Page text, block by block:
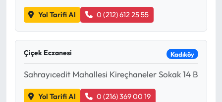
Yol Tarifi Al 0 (212) 612 25 55
Çiçek Eczanesi Kadıköy
Sahrayıcedit Mahallesi Kireçhaneler Sokak 14 B
Yol Tarifi Al 0 (216) 369 00 19